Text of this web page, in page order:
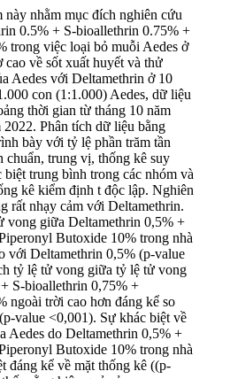
nhằm mục đích nghiên cứu
0.5% + S-bioallethrin 0.75% +
trong việc loại bỏ muỗi Aedes ở
về sốt xuất huyết và thử
Aedes với Deltamethrin ở 10
con (1:1.000) Aedes, dữ liệu
thời gian từ tháng 10 năm
2022. Phân tích dữ liệu bằng
bày với tỷ lệ phần trăm tần
chuẩn, trung vị, thống kê suy
biệt trung bình trong các nhóm và
kê kiểm định t độc lập. Nghiên
rất nhạy cảm với Deltamethrin.
vong giữa Deltamethrin 0,5% +
Butoxide 10% trong nhà
với Deltamethrin 0,5% (p-value
tỷ lệ tử vong giữa tỷ lệ tử vong
S-bioallethrin 0,75% +
ngoài trời cao hơn đáng kể so
value <0,001). Sự khác biệt về
Aedes do Deltamethrin 0,5% +
Butoxide 10% trong nhà
đáng kể về mặt thống kê ((p-